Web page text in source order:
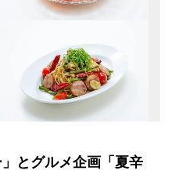
とグルメ企画「夏辛